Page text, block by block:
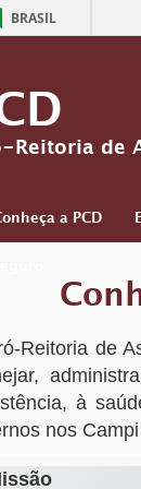
BRASIL
Reitoria de
a PCD
Reitoria de
à
nos